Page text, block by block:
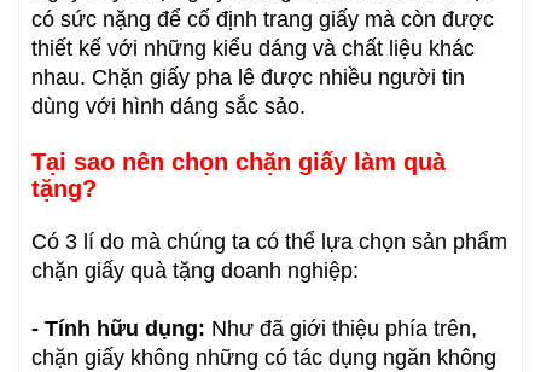
có sức nặng để cố định trang giấy mà còn được
thiết kế với những kiểu dáng và chất liệu khác
nhau. Chặn giấy pha lê được nhiều người tin
dùng với hình dáng sắc sảo.
Tại sao nên chọn chặn giấy làm quà
tặng?
Có 3 lí do mà chúng ta có thể lựa chọn sản phẩm
chặn giấy quà tặng doanh nghiệp:
- Tính hữu dụng: Như đã giới thiệu phía trên,
chặn giấy không những có tác dụng ngăn không